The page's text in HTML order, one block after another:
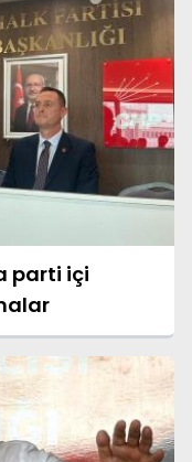
parti içi